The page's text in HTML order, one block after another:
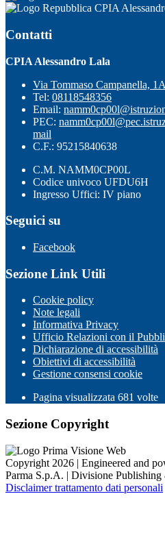
CPIA
Contatti
CPIA Alessandro Lala
Via Tommaso Campanella,
Tel: 08118548356
Email:
PEC:
mail
C.F.: 95215840638
C.M. NAMM0CP00L
Codice univoco UFDU6H
Ingresso Uffici: IV piano
Seguici su
Facebook
Sezione Link Utili
Cookie policy
Note legali
Informativa Privacy
Ufficio Relazioni con il
Dichiarazione di accessibilità
Obiettivi di accessibilità
Gestione consensi cookie
Pagina visualizzata 681 volte
Sezione Copyright
Copyright 2026 | Engineered and
Parma S.p.A. | Divisione
Disclaimer trattamento dati personali